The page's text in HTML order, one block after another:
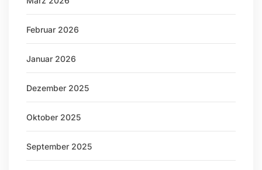
Februar 2026
Januar 2026
Dezember 2025
Oktober 2025
September 2025